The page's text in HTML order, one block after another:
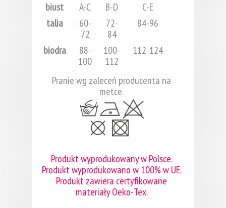
biust A-C B-D
C-E
talia
60-
72
72-
84
84-96
biodra
88-
100
100-
112
112-124
Pranie wg zaleceń producenta na
metce.
Produkt wyprodukowany w Polsce.
Produkt wyprodukowano w 100% w UE.
Produkt zawiera certyfikowane
materiały Oeko-Tex.